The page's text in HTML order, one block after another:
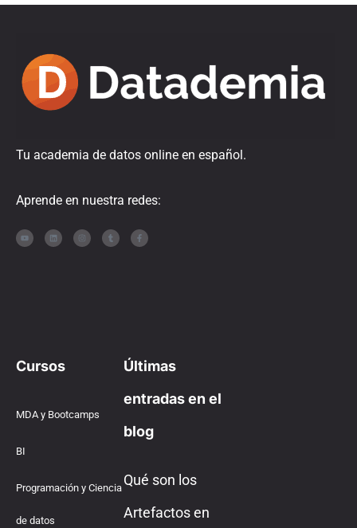
Tu academia de datos online en español.
Aprende en nuestra redes:
Cursos
MDA y Bootcamps
BI
Programación y Ciencia
de datos
Últimas
entradas en el
blog
Qué son los
Artefactos en